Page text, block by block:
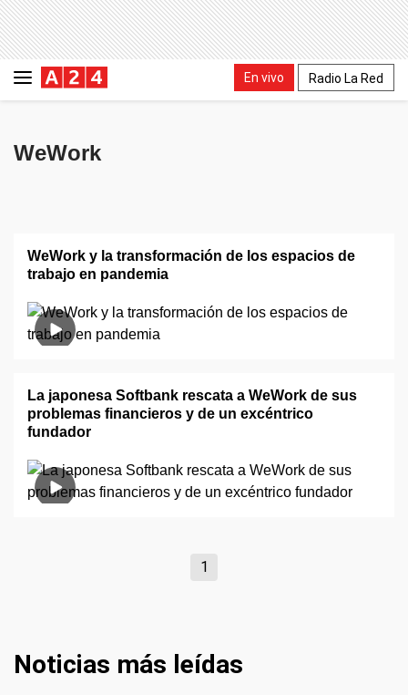
En vivo Radio La Red
WeWork
WeWork y la transformación de los espacios de
trabajo en pandemia
La japonesa Softbank rescata a WeWork de sus
problemas financieros y de un excéntrico
fundador
1
Noticias más leídas